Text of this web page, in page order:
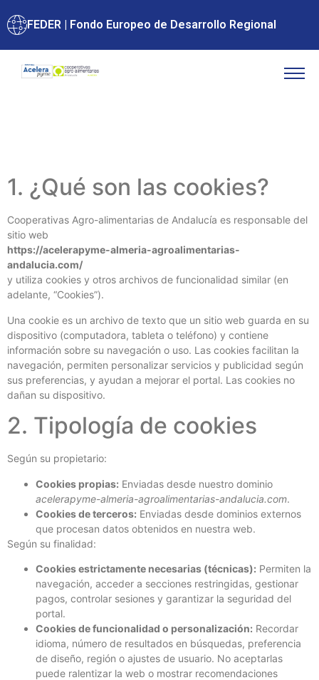
FEDER | Fondo Europeo de Desarrollo Regional
1. ¿Qué son las cookies?
Cooperativas Agro-alimentarias de Andalucía es responsable del
sitio web
https://acelerapyme-almeria-agroalimentarias-
andalucia.com/
y utiliza cookies y otros archivos de funcionalidad similar (en
adelante, “Cookies”).
Una cookie es un archivo de texto que un sitio web guarda en su
dispositivo (computadora, tableta o teléfono) y contiene
información sobre su navegación o uso. Las cookies facilitan la
navegación, permiten personalizar servicios y publicidad según
sus preferencias, y ayudan a mejorar el portal. Las cookies no
dañan su dispositivo.
2. Tipología de cookies
Según su propietario:
Cookies propias: Enviadas desde nuestro dominio
acelerapyme-almeria-agroalimentarias-andalucia.com.
Cookies de terceros: Enviadas desde dominios externos
que procesan datos obtenidos en nuestra web.
Según su finalidad:
Cookies estrictamente necesarias (técnicas): Permiten la
navegación, acceder a secciones restringidas, gestionar
pagos, controlar sesiones y garantizar la seguridad del
portal.
Cookies de funcionalidad o personalización: Recordar
idioma, número de resultados en búsquedas, preferencia
de diseño, región o ajustes de usuario. No aceptarlas
puede ralentizar la web o mostrar recomendaciones